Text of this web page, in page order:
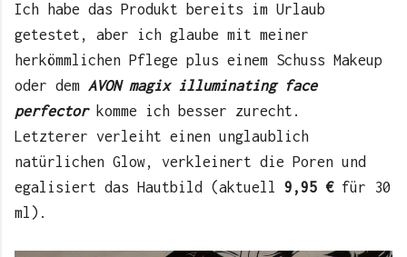
Ich habe das Produkt bereits im Urlaub
getestet, aber ich glaube mit meiner
herkömmlichen Pflege plus einem Schuss Makeup
oder dem AVON magix illuminating face
perfectorkomme ich besser zurecht.
Letzterer verleiht einen unglaublich
natürlichen Glow, verkleinert die Poren und
egalisiert das Hautbild (aktuell 9,95 €für 30
ml).